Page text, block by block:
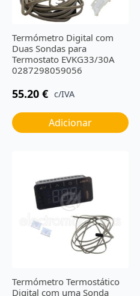
Termómetro Digital com
Duas Sondas para
Termostato EVKG33/30A
0287298059056
55.20 € c/IVA
Adicionar
Termómetro Termostático
Digital com uma Sonda